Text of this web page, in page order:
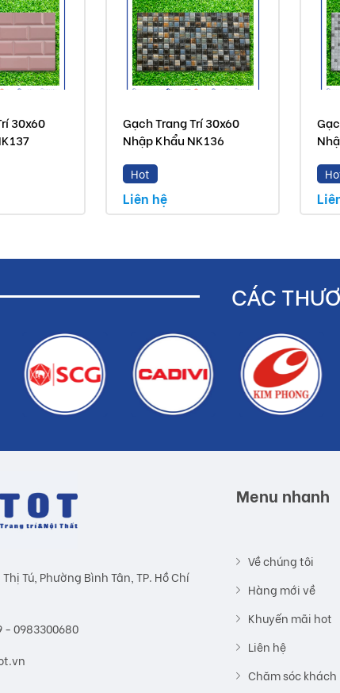
30x60
Gạch Trang Trí 30x60
Nhập Khẩu NK136
Hot
Liên hệ
CÁC
Tú, Phường Bình Tân, TP. Hồ Chí
- 0983300680
Menu nhanh
Về chúng tôi
Hàng mới về
Khuyến mãi hot
Liên hệ
Chăm sóc